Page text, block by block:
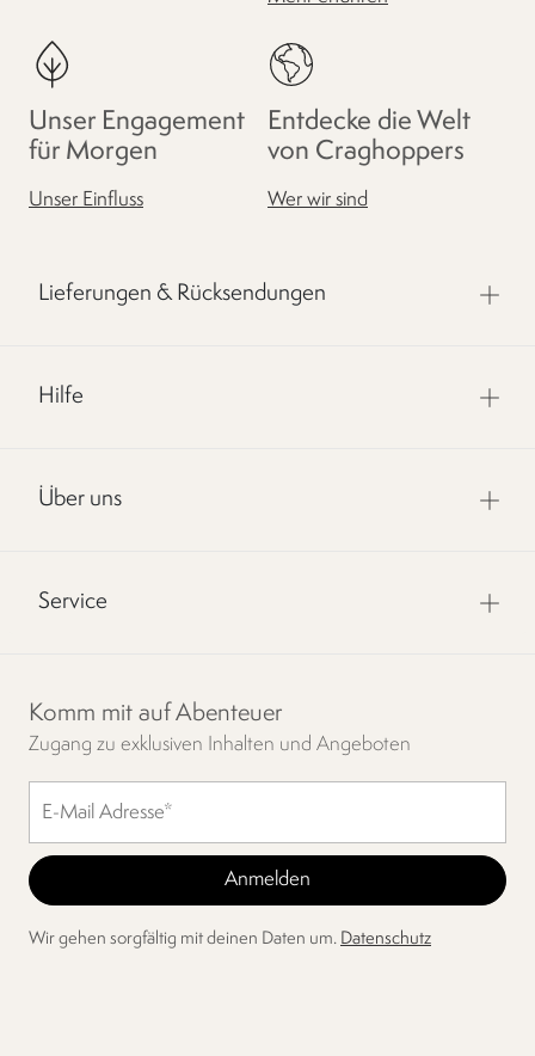
Unser Engagement
für Morgen
Unser Einfluss
Entdecke die Welt
von Craghoppers
Wer wir sind
Lieferungen & Rücksendungen
Hilfe
Über uns
Service
Komm mit auf Abenteuer
Zugang zu exklusiven Inhalten und Angeboten
Wir gehen sorgfältig mit deinen Daten um. Datenschutz